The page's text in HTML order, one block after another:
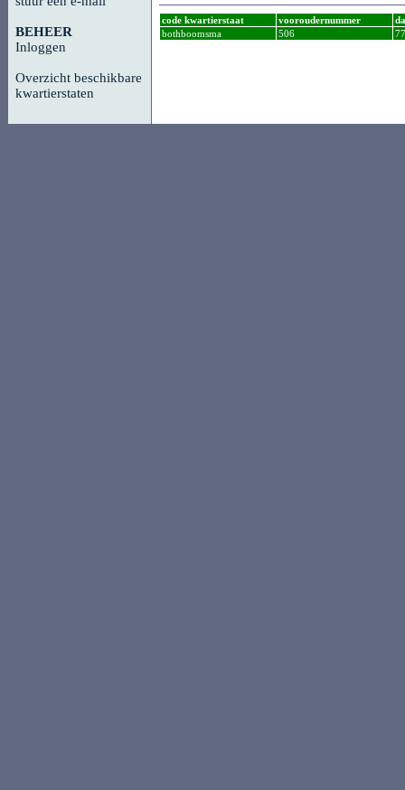
BEHEER
Inloggen
Overzicht beschikbare
kwartierstaten
code kwartierstaat vooroudernummer
bothboomsma
506